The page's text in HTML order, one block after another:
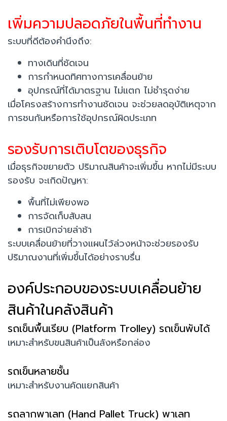
เพิ่มความปลอดภัยในพื้นที่ทำงาน
ระบบที่ดีต้องคำนึงถึง:
ทางเดินที่ชัดเจน
การกำหนดทิศทางการเคลื่อนย้าย
อุปกรณ์ที่ได้มาตรฐาน ไม่แตก ไม่ชำรุดง่าย
เมื่อโครงสร้างการทำงานชัดเจน จะช่วยลดอุบัติเหตุจาก
การชนกันหรือการใช้อุปกรณ์ผิดประเภท
รองรับการเติบโตของธุรกิจ
เมื่อธุรกิจขยายตัว ปริมาณสินค้าจะเพิ่มขึ้น หากไม่มีระบบ
รองรับ จะเกิดปัญหา:
พื้นที่ไม่เพียงพอ
การจัดเก็บสับสน
การเบิกจ่ายล่าช้า
ระบบเคลื่อนย้ายที่วางแผนไว้ล่วงหน้าจะช่วยรองรับ
ปริมาณงานที่เพิ่มขึ้นได้อย่างราบรื่น
องค์ประกอบของระบบเคลื่อนย้าย
สินค้าในคลังสินค้า
รถเข็นพื้นเรียบ (Platform Trolley) รถเข็นพับได้
เหมาะสำหรับขนสินค้าเป็นลังหรือกล่อง
รถเข็นหลายชั้น
เหมาะสำหรับงานคัดแยกสินค้า
รถลากพาเลท (Hand Pallet Truck) พาเลท